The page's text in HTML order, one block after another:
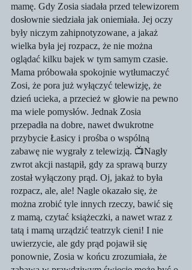
mamę. Gdy Zosia siadała przed telewizorem
dosłownie siedziała jak oniemiała. Jej oczy
były niczym zahipnotyzowane, a jakaż
wielka była jej rozpacz, że nie można
oglądać kilku bajek w tym samym czasie.
Mama próbowała spokojnie wytłumaczyć
Zosi, że pora już wyłączyć telewizję, że
dzień ucieka, a przecież w głowie na pewno
ma wiele pomysłów. Jednak Zosia
przepadła na dobre, nawet dwukrotne
przybycie Łasicy i prośba o wspólną
zabawę nie wygrały z telewizją. 📺Nagły
zwrot akcji nastąpił, gdy za sprawą burzy
został wyłączony prąd. Oj, jakaż to była
rozpacz, ale, ale! Nagle okazało się, że
można zrobić tyle innych rzeczy, bawić się
z mamą, czytać książeczki, a nawet wraz z
tatą i mamą urządzić teatrzyk cieni! I nie
uwierzycie, ale gdy prąd pojawił się
ponownie, Zosia w końcu zrozumiała, że